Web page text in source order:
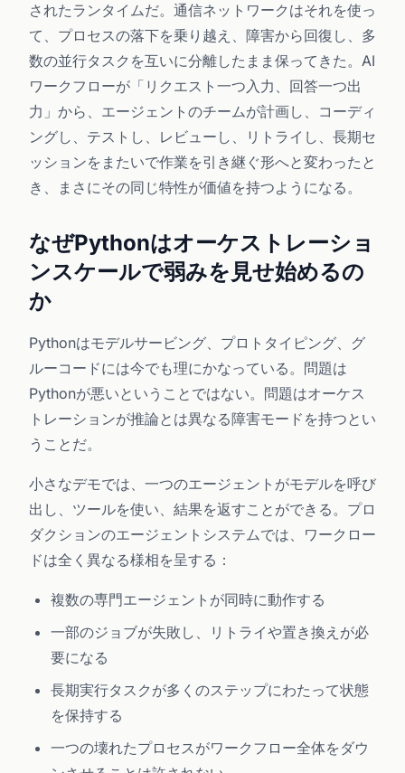
されたランタイムだ。通信ネットワークはそれを使っ
て、プロセスの落下を乗り越え、障害から回復し、多
数の並行タスクを互いに分離したまま保ってきた。AI
ワークフローが「リクエスト一つ入力、回答一つ出
力」から、エージェントのチームが計画し、コーディ
ングし、テストし、レビューし、リトライし、長期セ
ッションをまたいで作業を引き継ぐ形へと変わったと
き、まさにその同じ特性が価値を持つようになる。
なぜPythonはオーケストレーショ
ンスケールで弱みを見せ始めるの
か
Pythonはモデルサービング、プロトタイピング、グ
ルーコードには今でも理にかなっている。問題は
Pythonが悪いということではない。問題はオーケス
トレーションが推論とは異なる障害モードを持つとい
うことだ。
小さなデモでは、一つのエージェントがモデルを呼び
出し、ツールを使い、結果を返すことができる。プロ
ダクションのエージェントシステムでは、ワークロー
ドは全く異なる様相を呈する：
複数の専門エージェントが同時に動作する
一部のジョブが失敗し、リトライや置き換えが必
要になる
長期実行タスクが多くのステップにわたって状態
を保持する
一つの壊れたプロセスがワークフロー全体をダウ